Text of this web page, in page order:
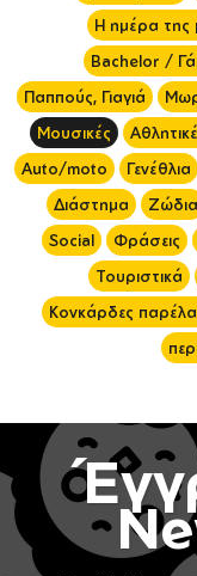
Η ημέρα της
Bachelor /
Παππούς, Γιαγιά
Μουσικές
Auto/moto
Γενέθλια
Διάστημα
Ζώδια
Social
Φράσεις
Τουριστικά
Κονκάρδες